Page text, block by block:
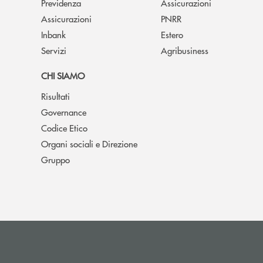
Previdenza
Assicurazioni
Inbank
Servizi
Assicurazioni
PNRR
Estero
Agribusiness
CHI SIAMO
Risultati
Governance
Codice Etico
Organi sociali e Direzione
Gruppo